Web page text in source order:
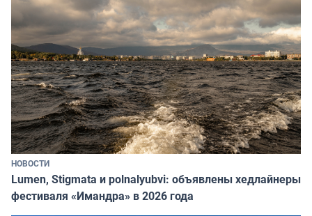
НОВОСТИ
Lumen, Stigmata и polnalyubvi: объявлены хедлайнеры
фестиваля «Имандра» в 2026 года